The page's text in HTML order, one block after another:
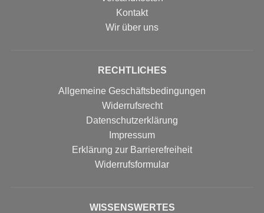
Kontakt
Wir über uns
RECHTLICHES
Allgemeine Geschäftsbedingungen
Widerrufsrecht
Datenschutzerklärung
Impressum
Erklärung zur Barrierefreiheit
Widerrufs­formular
WISSENSWERTES